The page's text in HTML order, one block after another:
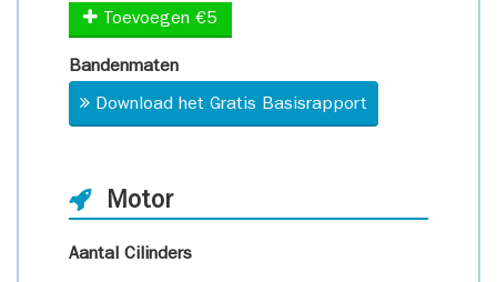
Toevoegen €5
Bandenmaten
Download het Gratis Basisrapport
Motor
Aantal Cilinders